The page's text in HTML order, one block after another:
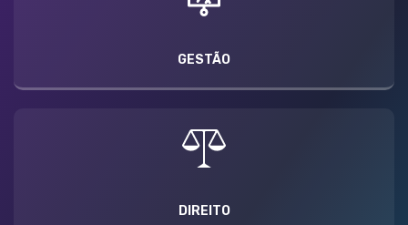
GESTÃO
DIREITO